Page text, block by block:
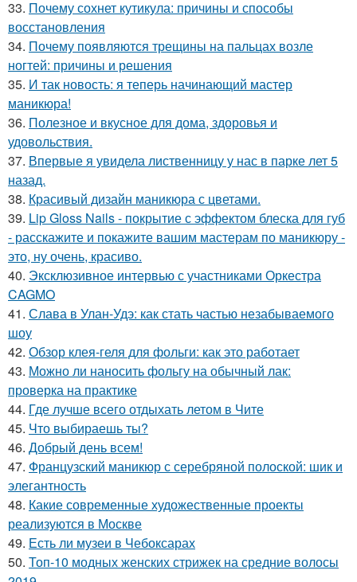
33. Почему сохнет кутикула: причины и способы
восстановления
34. Почему появляются трещины на пальцах возле
ногтей: причины и решения
35. И так новость: я теперь начинающий мастер
маникюра!
36. Полезное и вкусное для дома, здоровья и
удовольствия.
37. Впервые я увидела лиственницу у нас в парке лет 5
назад.
38. Красивый дизайн маникюра с цветами.
39. Lip Gloss Nails - покрытие с эффектом блеска для губ
- расскажите и покажите вашим мастерам по маникюру -
это, ну очень, красиво.
40. Эксклюзивное интервью с участниками Оркестра
CAGMO
41. Слава в Улан-Удэ: как стать частью незабываемого
шоу
42. Обзор клея-геля для фольги: как это работает
43. Можно ли наносить фольгу на обычный лак:
проверка на практике
44. Где лучше всего отдыхать летом в Чите
45. Что выбираешь ты?
46. Добрый день всем!
47. Французский маникюр с серебряной полоской: шик и
элегантность
48. Какие современные художественные проекты
реализуются в Москве
49. Есть ли музеи в Чебоксарах
50. Топ-10 модных женских стрижек на средние волосы